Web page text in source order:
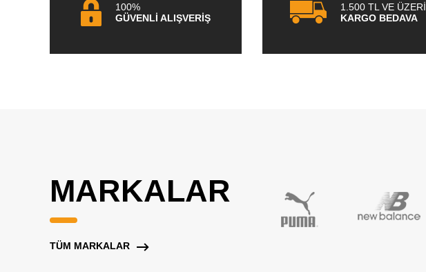
100%
GÜVENLİ ALIŞVERİŞ
1.500 TL VE ÜZERİ
KARGO BEDAVA
MARKALAR
TÜM MARKALAR